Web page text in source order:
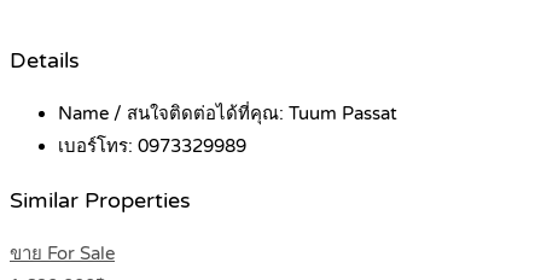
Details
Name / สนใจติดต่อได้ที่คุณ: Tuum Passat
เบอร์โทร: 0973329989
Similar Properties
ขาย For Sale